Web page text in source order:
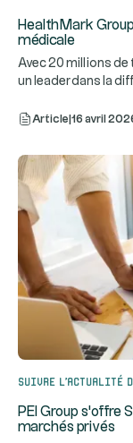
HealthMark
médicale
Avec 20 millions de
un leader dans la
Article 16 avril
Suivre l’actualité
PEI Group s'offre
marchés privés